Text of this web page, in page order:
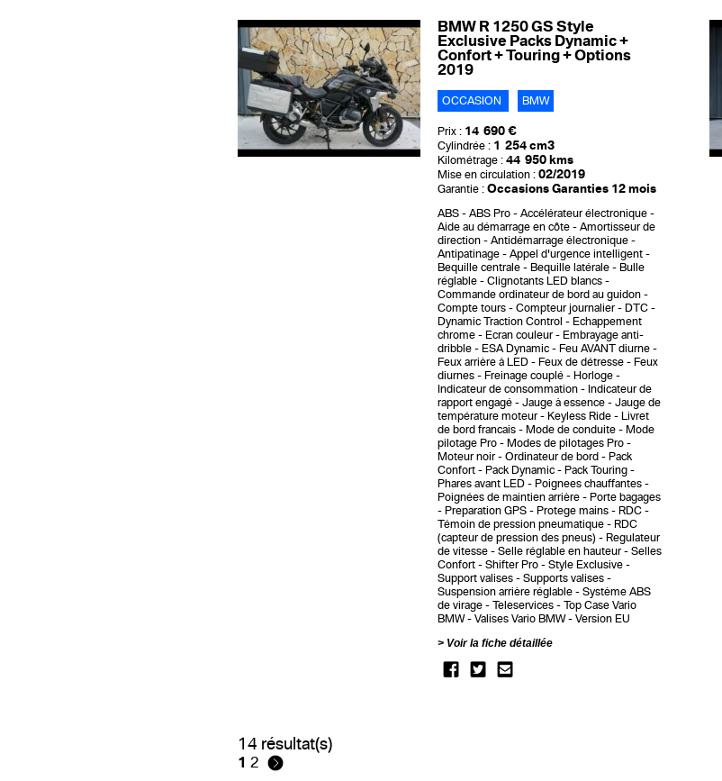
BMW R 1250 GS Style
Exclusive Packs Dynamic +
Confort + Touring + Options
2019
OCCASION BMW
Prix : 14 690 €
Cylindrée : 1 254 cm3
Kilométrage : 44 950 kms
Mise en circulation : 02/2019
Garantie : Occasions Garanties 12 mois
ABS ABS Pro
Accélérateur électronique
Aide au démarrage en côte
Amortisseur de
direction
Antidémarrage électronique
Antipatinage
Appel d'urgence intelligent
Bequille centrale
Bequille latérale
Bulle
réglable
Clignotants LED blancs
Commande ordinateur de bord au guidon
Compte tours
Compteur journalier
DTC -
Dynamic Traction Control
Echappement
chrome
Ecran couleur
Embrayage anti-
dribble
ESA Dynamic
Feu AVANT diurne
Feux arrière à LED
Feux de détresse
Feux
diurnes
Freinage couplé
Horloge
Indicateur de consommation
Indicateur de
rapport engagé
Jauge à essence
Jauge de
température moteur
Keyless Ride
Livret
de bord francais
Mode de conduite
Mode
pilotage Pro
Modes de pilotages Pro
Moteur noir
Ordinateur de bord
Pack
Confort
Pack Dynamic
Pack Touring
Phares avant LED
Poignees chauffantes
Poignées de maintien arrière
Porte bagages
Preparation GPS
Protege mains
RDC -
Témoin de pression pneumatique
RDC
(capteur de pression des pneus)
Regulateur
de vitesse
Selle réglable en hauteur
Selles
Confort
Shifter Pro
Style Exclusive
Support valises
Supports valises
Suspension arrière réglable
Système ABS
de virage
Teleservices
Top Case Vario
BMW
Valises Vario BMW
Version EU
Voir la fiche détaillée
14 résultat(s)
1 2